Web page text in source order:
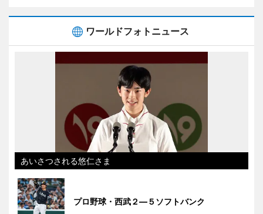
ワールドフォトニュース
あいさつされる悠仁さま
プロ野球・西武２―５ソフトバンク